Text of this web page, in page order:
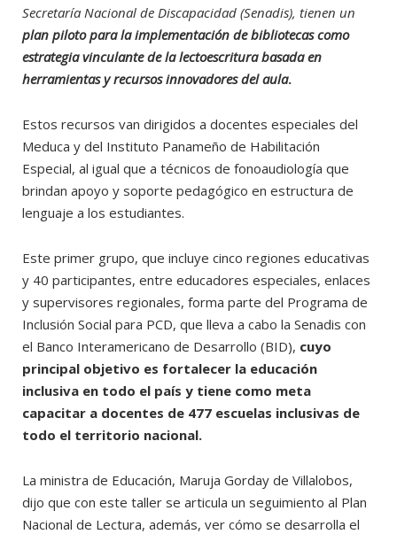
Secretaría Nacional de Discapacidad (Senadis), tienen un
plan piloto para la implementación de bibliotecas como
estrategia vinculante de la lectoescritura basada en
herramientas y recursos innovadores del aula.
Estos recursos van dirigidos a docentes especiales del
Meduca y del Instituto Panameño de Habilitación
Especial, al igual que a técnicos de fonoaudiología que
brindan apoyo y soporte pedagógico en estructura de
lenguaje a los estudiantes.
Este primer grupo, que incluye cinco regiones educativas
y 40 participantes, entre educadores especiales, enlaces
y supervisores regionales, forma parte del Programa de
Inclusión Social para PCD, que lleva a cabo la Senadis con
el Banco Interamericano de Desarrollo (BID), cuyo
principal objetivo es fortalecer la educación
inclusiva en todo el país y tiene como meta
capacitar a docentes de 477 escuelas inclusivas de
todo el territorio nacional.
La ministra de Educación, Maruja Gorday de Villalobos,
dijo que con este taller se articula un seguimiento al Plan
Nacional de Lectura, además, ver cómo se desarrolla el